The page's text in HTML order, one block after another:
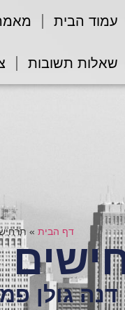
עמוד הבית
שאלות תשובות
דף הבית »
דנה גולן